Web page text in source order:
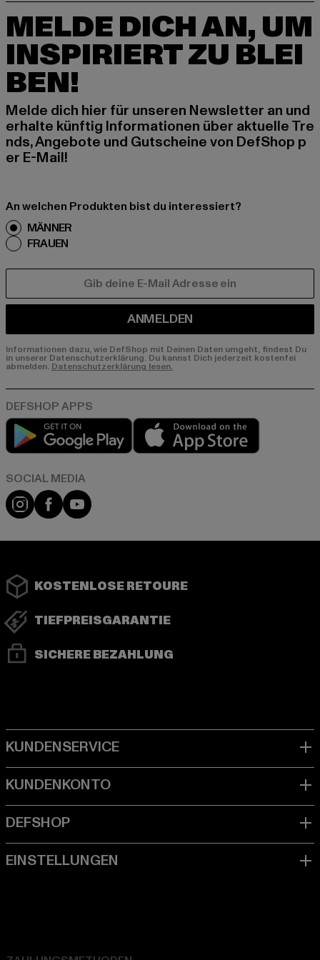
MELDE DICH AN, UM
INSPIRIERT ZU BLEI
BEN!
Melde dich hier für unseren Newsletter an und
erhalte künftig Informationen über aktuelle Tre
nds, Angebote und Gutscheine von DefShop p
er E-Mail!
An welchen Produkten bist du interessiert?
MÄNNER
FRAUEN
ANMELDEN
Informationen dazu, wie DefShop mit Deinen Daten umgeht, findest Du
in unserer Datenschutzerklärung. Du kannst Dich jederzeit kostenfei
abmelden. Datenschutzerklärung lesen.
Play market
Instagram
FacebookYouTube
KOSTENLOSE RETOURE
TIEFPREISGARANTIE
SICHERE BEZAHLUNG